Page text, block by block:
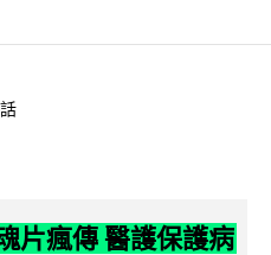
片瘋傳 醫護保護病